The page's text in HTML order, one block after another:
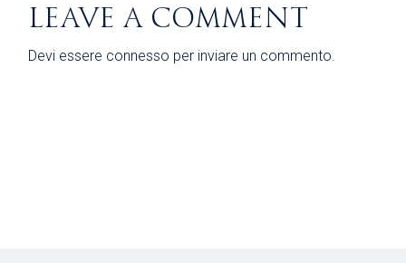
LEAVE A COMMENT
Devi essere connesso per inviare un commento.